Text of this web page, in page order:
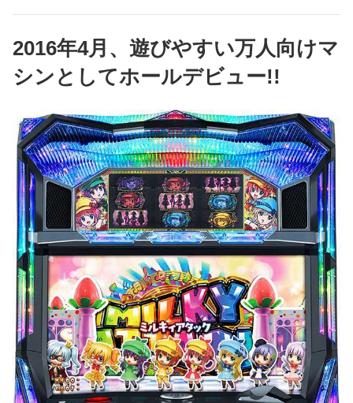
2016年4月、遊びやすい万人向けマ
シンとしてホールデビュー!!